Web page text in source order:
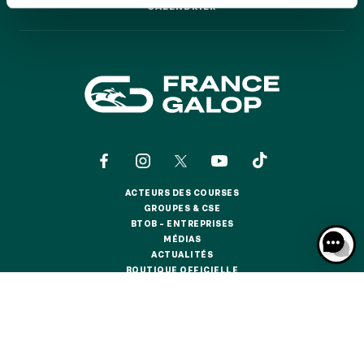
LA GARDEN PARTY - CYGAMES GRAND PRIX DE PARIS -
LA GARDEN PARTY - CYGAMES GRAND PRIX DE PARIS -
OFFRES, PASS & ABONNEMENTS
ABONNEMENTS ANNUELS
ABONNEMENTS ANNUELS
CALENDRIER
ACTEURS DES COURSES
ACTEURS DES COURSES
GROUPES & CSE
GROUPES & CSE
BTOB – ENTREPRISES
BTOB – ENTREPRISES
MÉDIAS
MÉDIAS
ACTUALITÉS
ACTUALITÉS
BOUTIQUE OFFICIELLE